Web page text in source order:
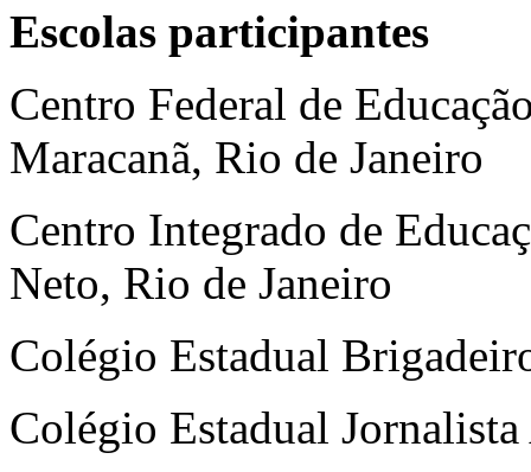
Escolas participantes
Centro Federal de
Maracanã, Rio de Janeiro
Centro Integrado de
Neto, Rio de Janeiro
Colégio Estadual
Colégio Estadual